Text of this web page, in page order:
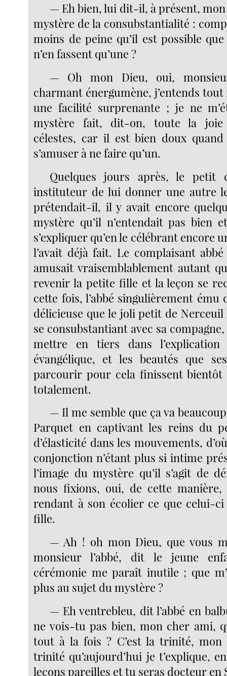
— Eh bien, lui dit-il, à présent, mon
mystère de la consubstantialité :
moins de peine qu’il est possible
n’en fassent qu’une ?
— Oh mon Dieu, oui,
charmant énergumène, j’entends
une facilité surprenante ; je ne
mystère fait, dit-on, toute la joie
célestes, car il est bien doux
s’amuser à ne faire qu’un.
Quelques jours après, le petit
instituteur de lui donner une autre
prétendait-il, il y avait encore
mystère qu’il n’entendait pas bien
s’expliquer qu’en le célébrant encore
l’avait déjà fait. Le complaisant
amusait vraisemblablement autant
revenir la petite fille et la leçon se
cette fois, l’abbé singulièrement ému
délicieuse que le joli petit de
se consubstantiant avec sa
mettre en tiers dans
évangélique, et les beautés que
parcourir pour cela finissent bientôt
totalement.
— Il me semble que ça va
Parquet en captivant les reins du
d’élasticité dans les mouvements,
conjonction n’étant plus si intime
l’image du mystère qu’il s’agit de
nous fixions, oui, de cette
rendant à son écolier ce que celui-
fille.
— Ah ! oh mon Dieu, que vous
monsieur l’abbé, dit le jeune
cérémonie me paraît inutile ; que
plus au sujet du mystère ?
— Eh ventrebleu, dit l’abbé en
ne vois-tu pas bien, mon cher ami,
tout à la fois ? C’est la trinité, mon
trinité qu’aujourd’hui je t’explique,
leçons pareilles et tu seras docteur en